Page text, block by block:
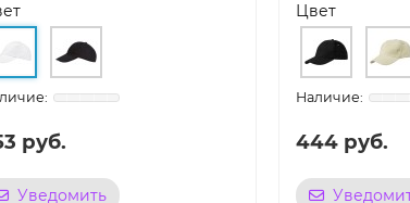
руб.
Уведомить
Цвет
444 руб.